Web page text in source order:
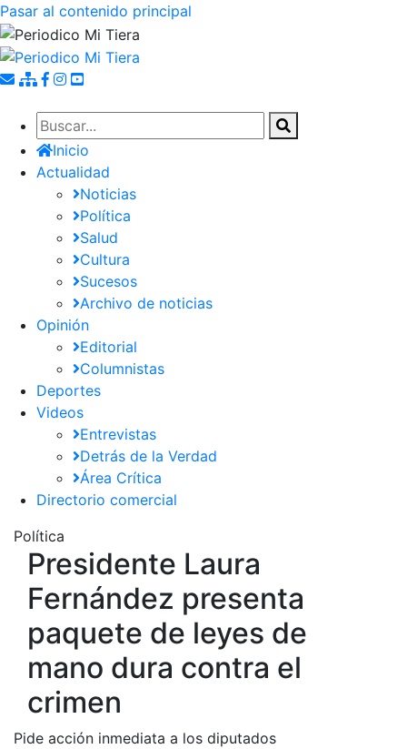
Pasar al contenido principal
Inicio
Actualidad
Noticias
Política
Salud
Cultura
Sucesos
Archivo de noticias
Opinión
Editorial
Columnistas
Deportes
Videos
Entrevistas
Detrás de la Verdad
Área Crítica
Directorio comercial
Política
Presidente Laura
Fernández presenta
paquete de leyes de
mano dura contra el
crimen
Pide acción inmediata a los diputados